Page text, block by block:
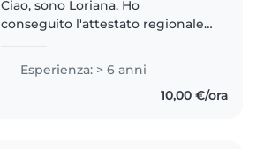
Ciao, sono Loriana. Ho
conseguito l'attestato regionale
all'infanzia. Ho fatto da baby
sitter ai miei cugini, nipoti e figli
di amici. Come volontaria C...
Esperienza: > 6 anni
10,00 €/ora